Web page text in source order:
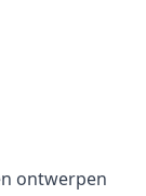
ontwerpen